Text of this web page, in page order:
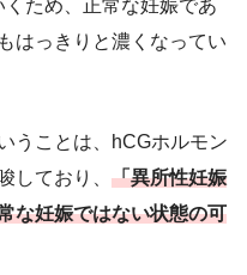
ため、正常な妊娠であ
はっきりと濃くなってい
うことは、
hCGホルモン
しており、 「異所性妊娠
な妊娠ではない状態の可